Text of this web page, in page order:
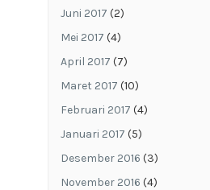
Juni 2017 (2)
Mei 2017 (4)
April 2017 (7)
Maret 2017 (10)
Februari 2017 (4)
Januari 2017 (5)
Desember 2016 (3)
November 2016 (4)